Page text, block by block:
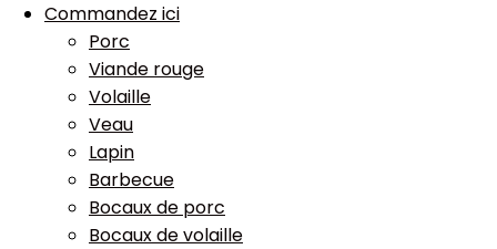
Commandez ici
Porc
Viande rouge
Volaille
Veau
Lapin
Barbecue
Bocaux de porc
Bocaux de volaille